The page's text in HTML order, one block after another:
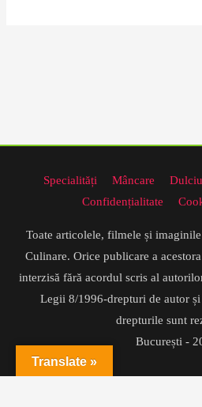
Specialități Mâncare
Confidențialitate
Toate articolele, filmele și
Culinare. Orice publicare a
interzisă fără acordul scris al
Legii 8/1996-drepturi de autor
drepturile sunt
București -
Translate »